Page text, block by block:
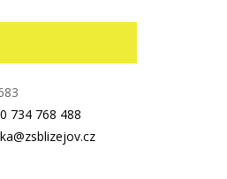
734 768 488